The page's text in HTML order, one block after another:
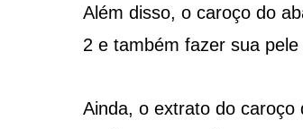
Além disso, o caroço do
2 e também fazer sua pele
Ainda, o extrato do caroço